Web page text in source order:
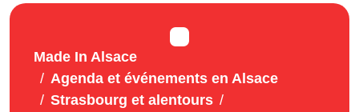
Made In Alsace
Agenda et événements en Alsace
Strasbourg et alentours